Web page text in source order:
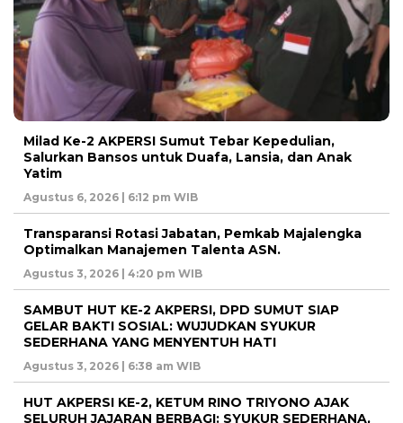
Milad Ke-2 AKPERSI Sumut Tebar Kepedulian,
Salurkan Bansos untuk Duafa, Lansia, dan Anak
Yatim
Agustus 6, 2026 | 6:12 pm WIB
Transparansi Rotasi Jabatan, Pemkab Majalengka
Optimalkan Manajemen Talenta ASN.
Agustus 3, 2026 | 4:20 pm WIB
SAMBUT HUT KE-2 AKPERSI, DPD SUMUT SIAP
GELAR BAKTI SOSIAL: WUJUDKAN SYUKUR
SEDERHANA YANG MENYENTUH HATI
Agustus 3, 2026 | 6:38 am WIB
HUT AKPERSI KE-2, KETUM RINO TRIYONO AJAK
SELURUH JAJARAN BERBAGI: SYUKUR SEDERHANA,